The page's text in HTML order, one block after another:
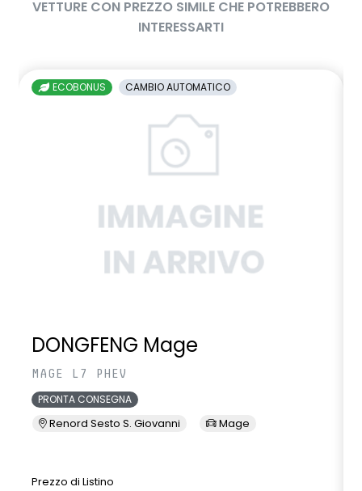
VETTURE CON PREZZO SIMILE CHE POTREBBERO
INTERESSARTI
ECOBONUS CAMBIO AUTOMATICO
DONGFENG Mage
MAGE L7 PHEV
PRONTA CONSEGNA
Renord Sesto S. Giovanni Mage
Prezzo di Listino